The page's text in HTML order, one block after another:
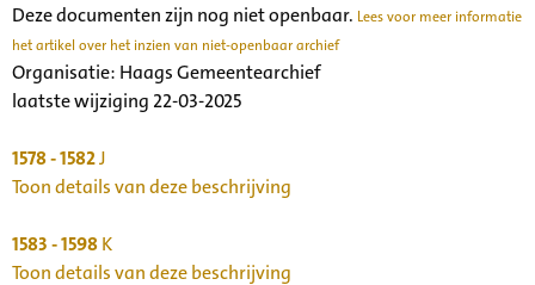
Deze documenten zijn nog niet openbaar. Lees voor meer informatie
het artikel over het inzien van niet-openbaar archief
Organisatie: Haags Gemeentearchief
laatste wijziging 22-03-2025
1578 - 1582J
Toon details van deze beschrijving
1583 - 1598K
Toon details van deze beschrijving